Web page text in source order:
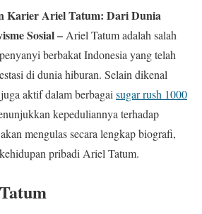
Karier Ariel Tatum: Dari Dunia
Sosial – Ariel Tatum adalah salah
berbakat Indonesia yang telah
di dunia hiburan. Selain dikenal
aktif dalam berbagai sugar rush 1000
kepeduliannya terhadap
mengulas secara lengkap biografi,
pribadi Ariel Tatum.